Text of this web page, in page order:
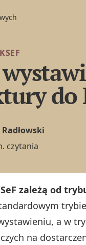
KSEF
do
Radłowski
czytania
zależą od
a w
na